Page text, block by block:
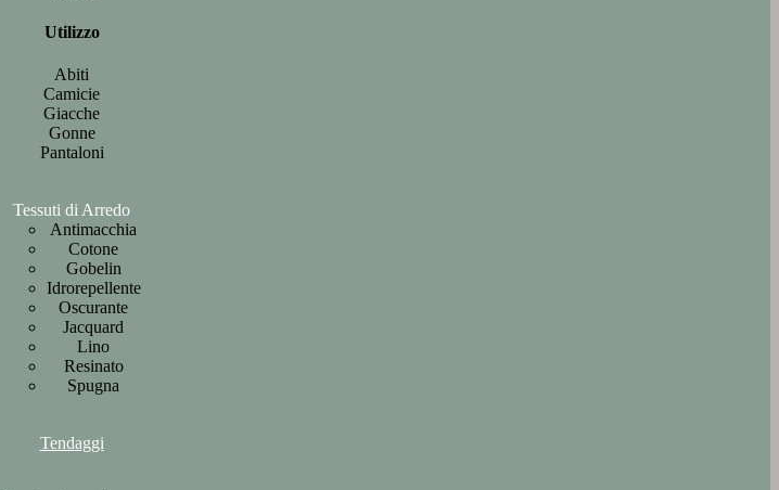
Utilizzo
Abiti
Camicie
Giacche
Gonne
Pantaloni
Tessuti di Arredo
Antimacchia
Cotone
Gobelin
Idrorepellente
Oscurante
Jacquard
Lino
Resinato
Spugna
Tendaggi